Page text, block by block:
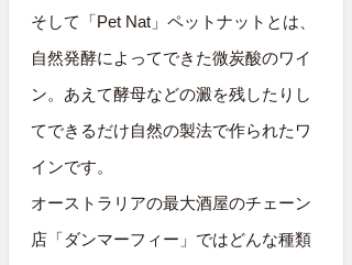
そして「Pet Nat」ペットナットとは、
自然発酵によってできた微炭酸のワイ
ン。あえて酵母などの澱を残したりし
てできるだけ自然の製法で作られたワ
インです。
オーストラリアの最大酒屋のチェーン
店「ダンマーフィー」ではどんな種類